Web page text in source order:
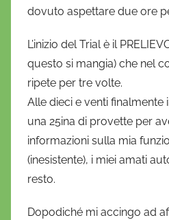
dovuto aspettare due ore
L’inizio del Trial è il
questo si mangia) che nel
ripete per tre volte.
Alle dieci e venti finalmente
una 25ina di provette per
informazioni sulla mia
(inesistente), i miei amati
resto.
Dopodiché mi accingo ad